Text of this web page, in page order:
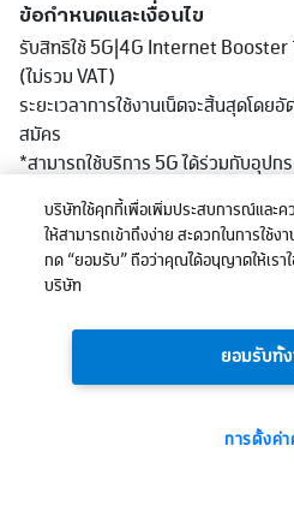
ข้อกำหนดและเงื่อนไข
รับสิทธิใช้ 5G|4G Internet Booster
(ไม่รวม VAT)
ระยะเวลาการใช้งานเน็ตจะสิ้นสุดโดย
สมัคร
*สามารถใช้บริการ 5G ได้ร่วมกับอุป
ให้บริการเท่านั้น ความเร็วในการรับบ
มอื่นๆ อาทิ คุณสมบัติของอุปกรณ์โทร
ในช่วงระยะเวลาเดียวกัน พื้นที่และลัก
จนระยะห่างของสถานีวิทยุคมนาคมส
http://
บริษัทใช้คุกกี้เพื่อเพิ่มประสบการณ์และค
ให้สามารถเข้าถึงง่าย สะดวกในการใช้
กด “ยอมรับ” ถือว่าคุณได้อนุญาตให้เรา
บริษัท
ยอมรับทั้
การตั้งค่